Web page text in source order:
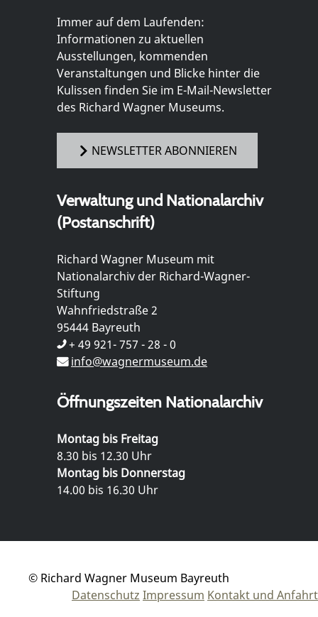
Immer auf dem Laufenden:
Informationen zu aktuellen
Ausstellungen, kommenden
Veranstaltungen und Blicke hinter die
Kulissen finden Sie im E-Mail-Newsletter
des Richard Wagner Museums.
NEWSLETTER ABONNIEREN
Verwaltung und Nationalarchiv
(Postanschrift)
Richard Wagner Museum mit
Nationalarchiv der Richard-Wagner-
Stiftung
Wahnfriedstraße 2
95444 Bayreuth
+ 49 921- 757 - 28 - 0
info@wagnermuseum.de
Öffnungszeiten Nationalarchiv
Montag bis Freitag
8.30 bis 12.30 Uhr
Montag bis Donnerstag
14.00 bis 16.30 Uhr
© Richard Wagner Museum Bayreuth
Datenschutz Impressum Kontakt und Anfahrt